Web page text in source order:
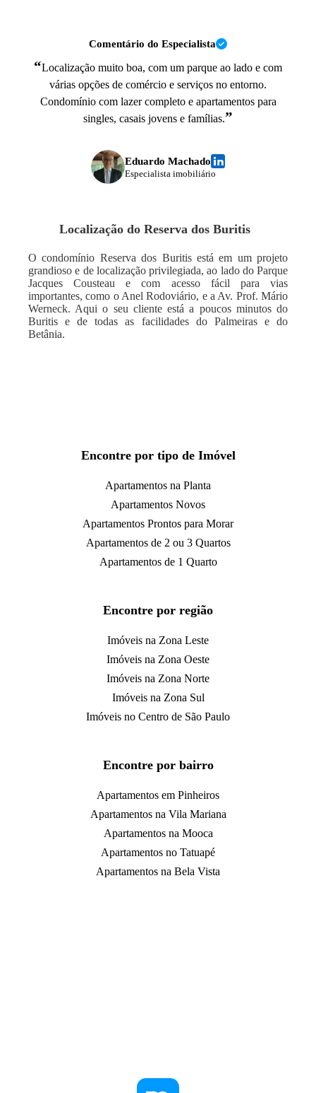
Comentário do Especialista
“Localização muito boa, com um parque ao lado e com
várias opções de comércio e serviços no entorno.
Condomínio com lazer completo e apartamentos para
singles, casais jovens e famílias.”
Eduardo Machado
Especialista imobiliário
Localização do Reserva dos Buritis
O condomínio Reserva dos Buritis está em um projeto
grandioso e de localização privilegiada, ao lado do Parque
Jacques Cousteau e com acesso fácil para vias
importantes, como o Anel Rodoviário, e a Av. Prof. Mário
Werneck. Aqui o seu cliente está a poucos minutos do
Buritis e de todas as facilidades do Palmeiras e do
Betânia.
Encontre por tipo de Imóvel
Apartamentos na Planta
Apartamentos Novos
Apartamentos Prontos para Morar
Apartamentos de 2 ou 3 Quartos
Apartamentos de 1 Quarto
Encontre por região
Imóveis na Zona Leste
Imóveis na Zona Oeste
Imóveis na Zona Norte
Imóveis na Zona Sul
Imóveis no Centro de São Paulo
Encontre por bairro
Apartamentos em Pinheiros
Apartamentos na Vila Mariana
Apartamentos na Mooca
Apartamentos no Tatuapé
Apartamentos na Bela Vista